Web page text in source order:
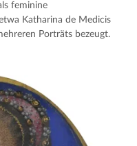
feminine
Katharina de Medicis
Porträts bezeugt.